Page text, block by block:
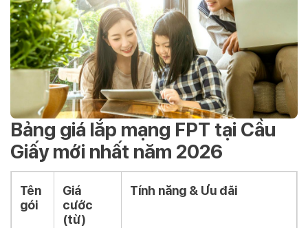
Bảng giá lắp mạng FPT tại Cầu
Giấy mới nhất năm 2026
Tên
gói
Giá
cước
(từ)
Tính năng & Ưu đãi